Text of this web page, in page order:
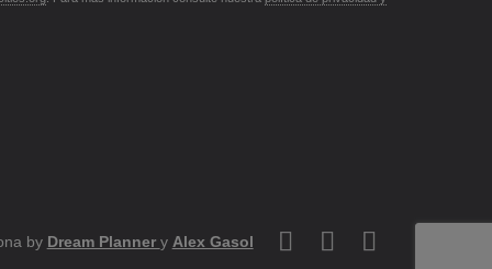
by Dream Planner y Alex Gasol